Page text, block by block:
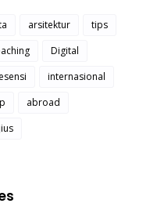
arsitektur
tips
Digital
internasional
abroad